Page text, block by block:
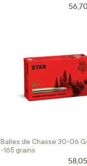
Prix
Balles de Chasse 30-06
-165 grains
Prix